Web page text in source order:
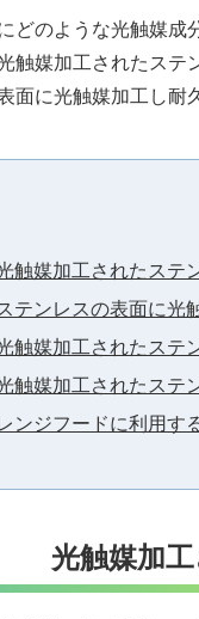
どのような光触媒成
触媒加工されたステ
面に光触媒加工し耐
触媒加工されたステ
テンレスの表面に光
触媒加工されたステ
触媒加工されたステ
ンジフードに利用す
光触媒加